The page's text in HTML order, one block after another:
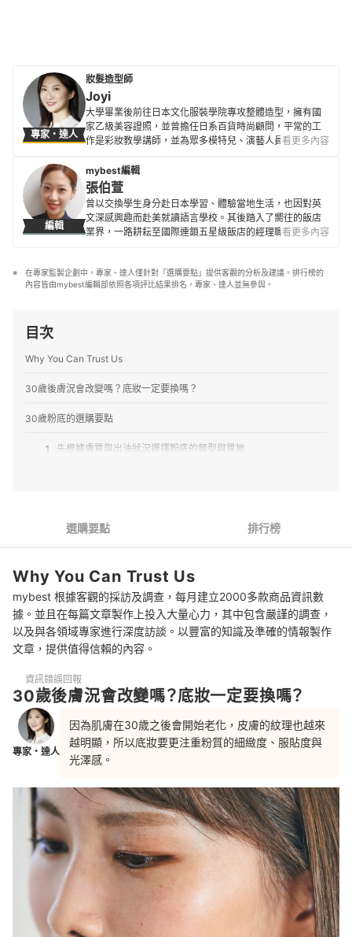
專家・達人
妝髮造型師
Joyi
大學畢業後前往日本文化服裝學院專攻整體造型，擁有國
家乙級美容證照，並曾擔任日系百貨時尚顧問，平常的工
作是彩妝教學講師，並為眾多模特兒、演藝人員及公眾人
系彩妝》希望幫助大家找到展現魅力的方法，無論幾歲都
依舊優雅美麗，以不過度消費、選擇適合自己並環境友善
的產品，在愛美的同時，也能讓地球很美麗。
Joyi的簡介
看更多內容
編輯
mybest編輯
張伯萱
曾以交換學生身分赴日本學習、體驗當地生活，也因對英
文深感興趣而赴美就讀語言學校。其後踏入了嚮往的飯店
業界，一路耕耘至國際連鎖五星級飯店的經理職，因此對
並參與兒童援助計劃，希望能以微薄之力對社會有所貢
獻。
看更多內容
在專家監製企劃中，專家、達人僅針對「選購要點」提供客觀的分析及建議。排行榜的
內容皆由mybest編輯部依照各項評比結果排名，專家、達人並無參與。
目次
Why You Can Trust Us
30歲後膚況會改變嗎？底妝一定要換嗎？
30歲粉底的選購要點
1 先根據膚質與出油狀況選擇粉底的類型與質地
厚重
選具有抗UV係數的粉底就不用擦防曬乳了嗎？
搭配飲食補充膠原蛋白、神經醯胺，並注意日常物理防曬
深入了解各類粉底商品
總結
選購要點 排行榜
Why You Can Trust Us
mybest 根據客觀的採訪及調查，每月建立2000多款商品資訊數
據。並且在每篇文章製作上投入大量心力，其中包含嚴謹的調查，
以及與各領域專家進行深度訪談。以豐富的知識及準確的情報製作
文章，提供值得信賴的內容。
資訊錯誤回報
30歲後膚況會改變嗎？底妝一定要換嗎？
專家・達人
因為肌膚在30歲之後會開始老化，皮膚的紋理也越來
越明顯，所以底妝要更注重粉質的細緻度、服貼度與
光澤感。